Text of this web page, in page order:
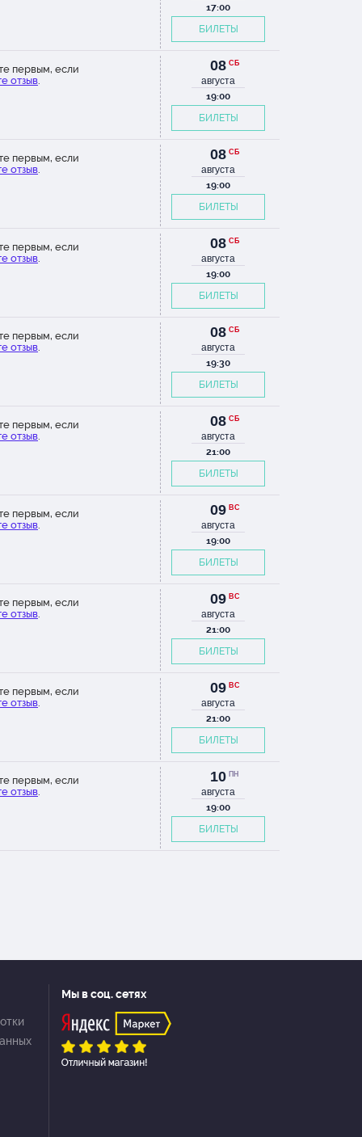
17:00
БИЛЕТЫ
первым, если
отзыв.
08 СБ
августа
19:00
БИЛЕТЫ
первым, если
отзыв.
08 СБ
августа
19:00
БИЛЕТЫ
первым, если
отзыв.
08 СБ
августа
19:00
БИЛЕТЫ
первым, если
отзыв.
08 СБ
августа
19:30
БИЛЕТЫ
первым, если
отзыв.
08 СБ
августа
21:00
БИЛЕТЫ
первым, если
отзыв.
09 ВС
августа
19:00
БИЛЕТЫ
первым, если
отзыв.
09 ВС
августа
21:00
БИЛЕТЫ
первым, если
отзыв.
09 ВС
августа
21:00
БИЛЕТЫ
первым, если
отзыв.
10 ПН
августа
19:00
БИЛЕТЫ
Мы в соц. сетях